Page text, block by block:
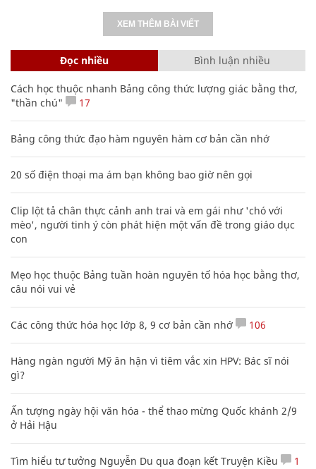
XEM THÊM BÀI VIẾT
Đọc nhiều Bình luận nhiều
Cách học thuộc nhanh Bảng công thức lượng giác bằng thơ,
"thần chú"
17
Bảng công thức đạo hàm nguyên hàm cơ bản cần nhớ
20 số điện thoại ma ám bạn không bao giờ nên gọi
Clip lột tả chân thực cảnh anh trai và em gái như 'chó với
mèo', người tinh ý còn phát hiện một vấn đề trong giáo dục
con
Mẹo học thuộc Bảng tuần hoàn nguyên tố hóa học bằng thơ,
câu nói vui vẻ
Các công thức hóa học lớp 8, 9 cơ bản cần nhớ 106
Hàng ngàn người Mỹ ân hận vì tiêm vắc xin HPV: Bác sĩ nói
gì?
Ấn tượng ngày hội văn hóa - thể thao mừng Quốc khánh 2/9
ở Hải Hậu
Tìm hiểu tư tưởng Nguyễn Du qua đoạn kết Truyện Kiều 1